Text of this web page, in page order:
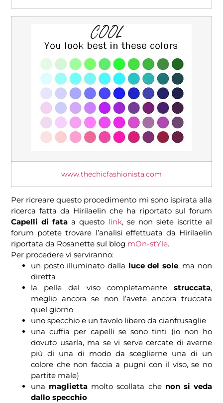
www.thechicfashionista.com
Per ricreare questo procedimento mi sono ispirata alla
ricerca fatta da Hirilaelin che ha riportato sul forum
Capelli di fataa questo link, se non siete iscritte al
forum potete trovare l’analisi effettuata da Hirilaelin
riportata da Rosanette sul blog mOn-stYle.
Per procedere vi serviranno:
un posto illuminato dalla luce del sole, ma non
diretta
la pelle del viso completamente struccata,
meglio ancora se non l’avete ancora truccata
quel giorno
uno specchio e un tavolo libero da cianfrusaglie
una cuffia per capelli se sono tinti (io non ho
dovuto usarla, ma se vi serve cercate di averne
più di una di modo da sceglierne una di un
colore che non faccia a pugni con il viso, se no
partite male)
una maglietta molto scollata che non si veda
dallo specchio